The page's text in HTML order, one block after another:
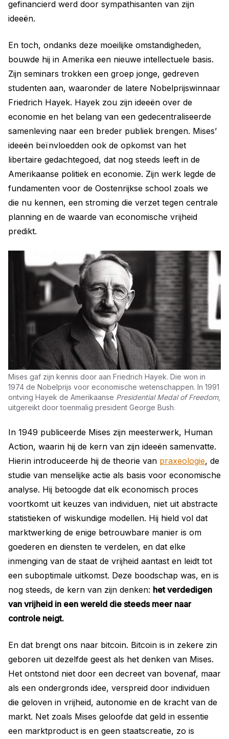
gefinancierd werd door sympathisanten van zijn
ideeën.
En toch, ondanks deze moeilijke omstandigheden,
bouwde hij in Amerika een nieuwe intellectuele basis.
Zijn seminars trokken een groep jonge, gedreven
studenten aan, waaronder de latere Nobelprijswinnaar
Friedrich Hayek. Hayek zou zijn ideeën over de
economie en het belang van een gedecentraliseerde
samenleving naar een breder publiek brengen. Mises’
ideeën beïnvloedden ook de opkomst van het
libertaire gedachtegoed, dat nog steeds leeft in de
Amerikaanse politiek en economie. Zijn werk legde de
fundamenten voor de Oostenrijkse school zoals we
die nu kennen, een stroming die verzet tegen centrale
planning en de waarde van economische vrijheid
predikt.
Mises gaf zijn kennis door aan Friedrich Hayek. Die won in
1974 de Nobelprijs voor economische wetenschappen. In 1991
ontving Hayek de Amerikaanse Presidential Medal of Freedom,
uitgereikt door toenmalig president George Bush.
In 1949 publiceerde Mises zijn meesterwerk, Human
Action, waarin hij de kern van zijn ideeën samenvatte.
Hierin introduceerde hij de theorie van praxeologie, de
studie van menselijke actie als basis voor economische
analyse. Hij betoogde dat elk economisch proces
voortkomt uit keuzes van individuen, niet uit abstracte
statistieken of wiskundige modellen. Hij hield vol dat
marktwerking de enige betrouwbare manier is om
goederen en diensten te verdelen, en dat elke
inmenging van de staat de vrijheid aantast en leidt tot
een suboptimale uitkomst. Deze boodschap was, en is
nog steeds, de kern van zijn denken: het verdedigen
van vrijheid in een wereld die steeds meer naar
controle neigt.
En dat brengt ons naar bitcoin. Bitcoin is in zekere zin
geboren uit dezelfde geest als het denken van Mises.
Het ontstond niet door een decreet van bovenaf, maar
als een ondergronds idee, verspreid door individuen
die geloven in vrijheid, autonomie en de kracht van de
markt. Net zoals Mises geloofde dat geld in essentie
een marktproduct is en geen staatscreatie, zo is